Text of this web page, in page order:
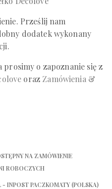
Prześlij nam
dodatek wykonany
prosimy o zapoznanie się z
oraz Zamówienia &
NA ZAMÓWIENIE
ROBOCZYCH
- INPOST PACZKOMATY (POLSKA)